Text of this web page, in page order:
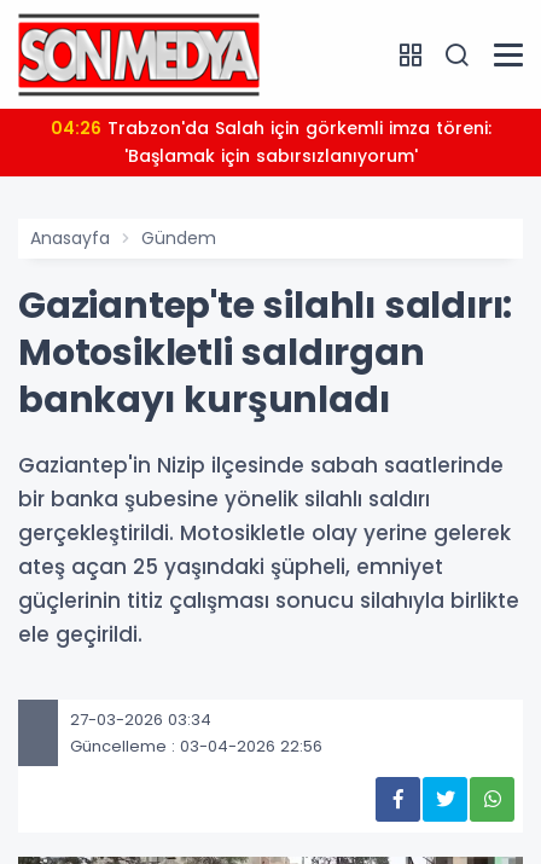
04:26
'Başlamak için sabırsızlanıyorum'
Anasayfa Gündem
Gaziantep'te silahlı saldırı:
Motosikletli saldırgan
bankayı kurşunladı
Gaziantep'in Nizip ilçesinde sabah saatlerinde
bir banka şubesine yönelik silahlı saldırı
gerçekleştirildi. Motosikletle olay yerine gelerek
ateş açan 25 yaşındaki şüpheli, emniyet
güçlerinin titiz çalışması sonucu silahıyla birlikte
ele geçirildi.
27-03-2026 03:34
Güncelleme : 03-04-2026 22:56